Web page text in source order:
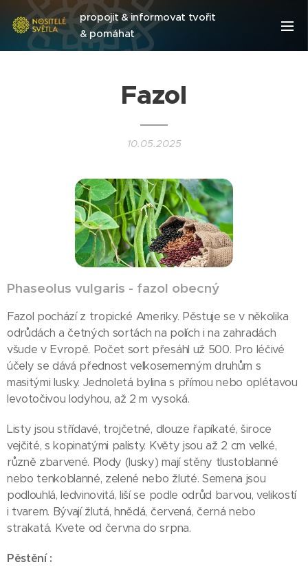
propojit & informovat tvořit
& pomáhat
Fazol
10.05.2025
Phaseolus vulgaris - fazol obecný
Fazol pochází z tropické Ameriky. Pěstuje se v několika
odrůdách a četných sortách na polích i na zahradách
všude v Evropě. Počet sort přesáhl už 500. Pro léčivé
účely se dává přednost velkosemenným druhům s
masitými lusky. Jednoletá bylina s přímou nebo oplétavou
levotočivou lodyhou, až 2 m vysoká.
Listy jsou střídavé, trojčetné, dlouze řapíkaté, široce
vejčité, s kopinatými palisty. Květy jsou až 2 cm velké,
různě zbarvené. Plody (lusky) mají stěny tlustoblanné
nebo tenkoblanné, zelené nebo žluté. Semena jsou
podlouhlá, ledvinovitá, liší se podle odrůd barvou, velikostí
i tvarem. Bývají žlutá, hnědá, červená, černá nebo
strakatá. Kvete od června do srpna.
Pěstění :